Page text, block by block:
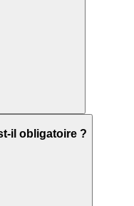
il obligatoire ?